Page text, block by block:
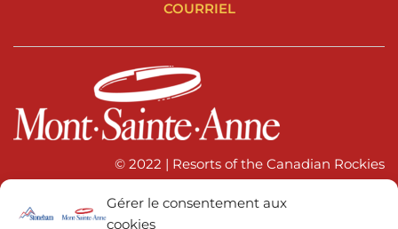
Gérer le consentement aux
cookies
COURRIEL
© 2022 | Resorts of the Canadian Rockies